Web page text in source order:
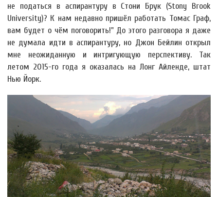
не податься в аспирантуру в Стони Брук (Stony Brook
University)? К нам недавно пришёл работать Томас Граф,
вам будет о чём поговорить!" До этого разговора я даже
не думала идти в аспирантуру, но Джон Бейлин открыл
мне неожиданную и интригующую перспективу. Так
летом 2015-го года я оказалась на Лонг Айленде, штат
Нью Йорк.